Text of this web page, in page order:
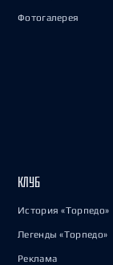
Фотогалерея
КЛУБ
История «Торпедо»
Легенды «Торпедо»
Реклама